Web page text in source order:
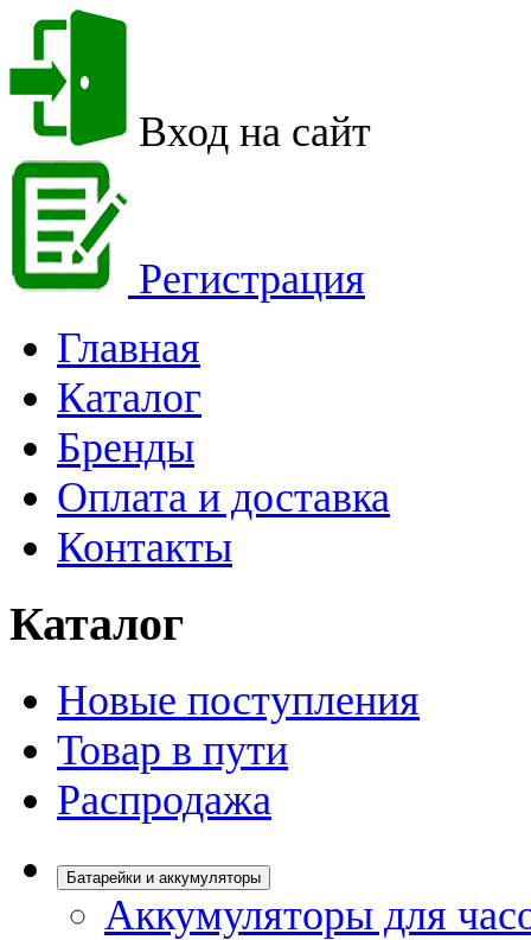
Вход на сайт
Регистрация
Главная
Каталог
Бренды
Оплата и доставка
Контакты
Каталог
Новые поступления
Товар в пути
Распродажа
Батарейки и аккумуляторы
Аккумуляторы для